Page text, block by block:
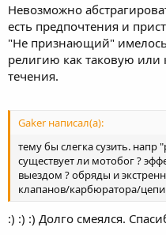
Невозможно
есть предпочтения и
"Не признающий"
религию как таковую или
течения.
Gaker написал(а):
тему бы слегка сузить. напр
существует ли мотобог ?
выездом ? обряды и
клапанов/карбюратора/цепи
:) :) :) Долго смеялся.